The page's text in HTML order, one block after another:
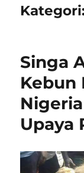
Singa
Kebun
Upaya